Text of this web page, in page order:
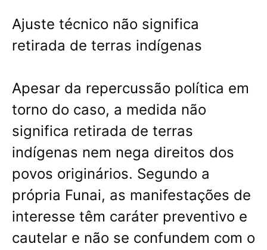
Ajuste técnico não significa
retirada de terras indígenas
Apesar da repercussão política em
torno do caso, a medida não
significa retirada de terras
indígenas nem nega direitos dos
povos originários. Segundo a
própria Funai, as manifestações de
interesse têm caráter preventivo e
cautelar e não se confundem com o